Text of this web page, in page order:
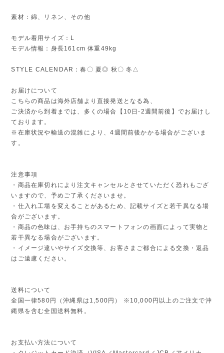
素材：綿、リネン、その他
モデル着用サイズ：L
モデル情報：身長161cm 体重49kg
STYLE CALENDAR：春〇 夏◎ 秋〇 冬△
お届けについて
こちらの商品は海外店舗より直接発送となる為、
ご決済から到着までは、多くの場合【10日-2週間前後】でお届けし
ております。
※在庫状況や輸送の混雑により、4週間前後かかる場合がございま
す。
注意事項
・商品在庫切れにより注文キャンセルとさせていただく恐れもござ
いますので、予めご了承くださいませ。
・仕入れ工場を変えることがあるため、記載サイズと若干異なる場
合がございます。
・商品の色味は、お手持ちのスマートフォンの画面によって実物と
若干異なる場合がございます。
・イメージ違いやサイズ交換等、お客さまご都合による交換・返品
はご遠慮ください。
送料について
全国一律580円（沖縄県は1,500円） ※10,000円以上のご注文で沖
縄県を含む全国送料無料。
お支払い方法について